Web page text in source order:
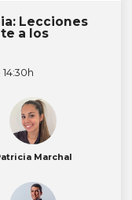
Lecciones
a los
14:30h
Marchal